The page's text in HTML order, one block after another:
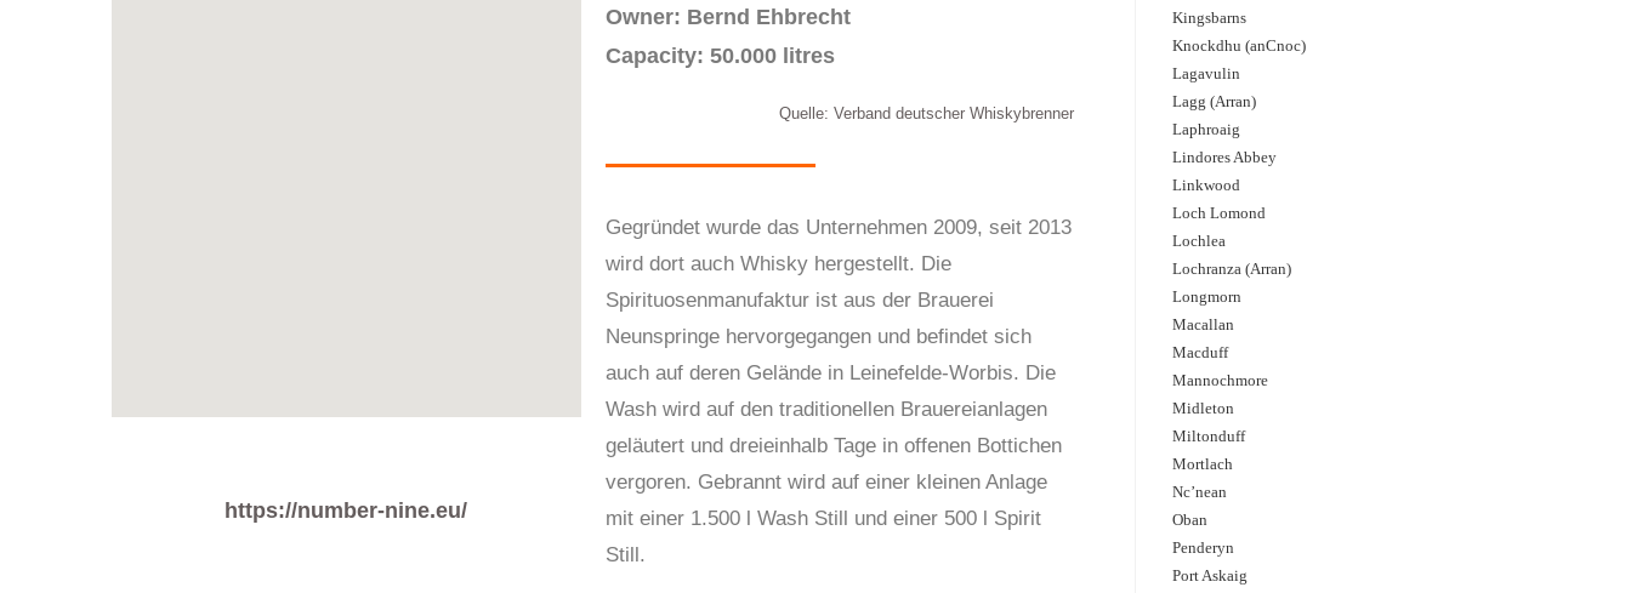
https://number-nine.eu/
Owner: Bernd Ehbrecht
Capacity: 50.000 litres
Quelle: Verband deutscher Whiskybrenner
Gegründet wurde das Unternehmen 2009, seit 2013
wird dort auch Whisky hergestellt. Die
Spirituosenmanufaktur ist aus der Brauerei
Neunspringe hervorgegangen und befindet sich
auch auf deren Gelände in Leinefelde-Worbis. Die
Wash wird auf den traditionellen Brauereianlagen
geläutert und dreieinhalb Tage in offenen Bottichen
vergoren. Gebrannt wird auf einer kleinen Anlage
mit einer 1.500 l Wash Still und einer 500 l Spirit
Still.
Kingsbarns
Knockdhu (anCnoc)
Lagavulin
Lagg (Arran)
Laphroaig
Lindores Abbey
Linkwood
Loch Lomond
Lochlea
Lochranza (Arran)
Longmorn
Macallan
Macduff
Mannochmore
Midleton
Miltonduff
Mortlach
Nc’nean
Oban
Penderyn
Port Askaig